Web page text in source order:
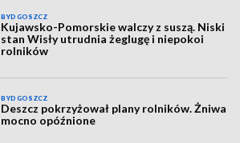
BYDGOSZCZ
Kujawsko-Pomorskie walczy z suszą. Niski
stan Wisły utrudnia żeglugę i niepokoi
rolników
BYDGOSZCZ
Deszcz pokrzyżował plany rolników. Żniwa
mocno opóźnione